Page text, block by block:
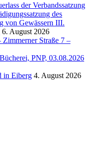
der Verbandssatzung
des
von Gewässern III.
6. August 2026
Zimmerner Straße 7 –
PNP, 03.08.2026
in Eiberg 4. August 2026